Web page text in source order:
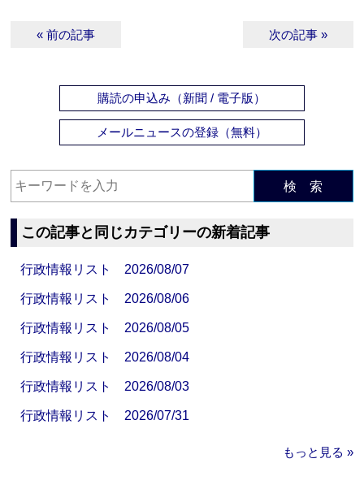
« 前の記事 次の記事 »
購読の申込み（新聞 / 電子版）
メールニュースの登録（無料）
検 索
この記事と同じカテゴリーの新着記事
行政情報リスト 2026/08/07
行政情報リスト 2026/08/06
行政情報リスト 2026/08/05
行政情報リスト 2026/08/04
行政情報リスト 2026/08/03
行政情報リスト 2026/07/31
もっと見る »